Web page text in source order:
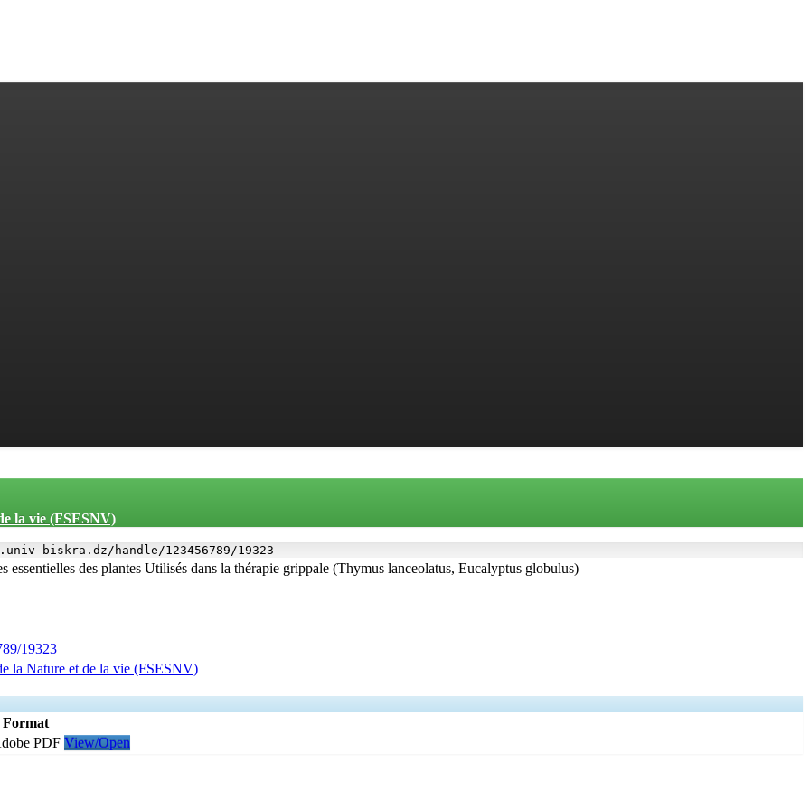
la vie (FSESNV)
biskra.dz/handle/123456789/19323
essentielles des plantes Utilisés dans la thérapie grippale (Thymus lanceolatus, Eucalyptus globulus)
19323
la Nature et de la vie (FSESNV)
Format
PDF View/Open